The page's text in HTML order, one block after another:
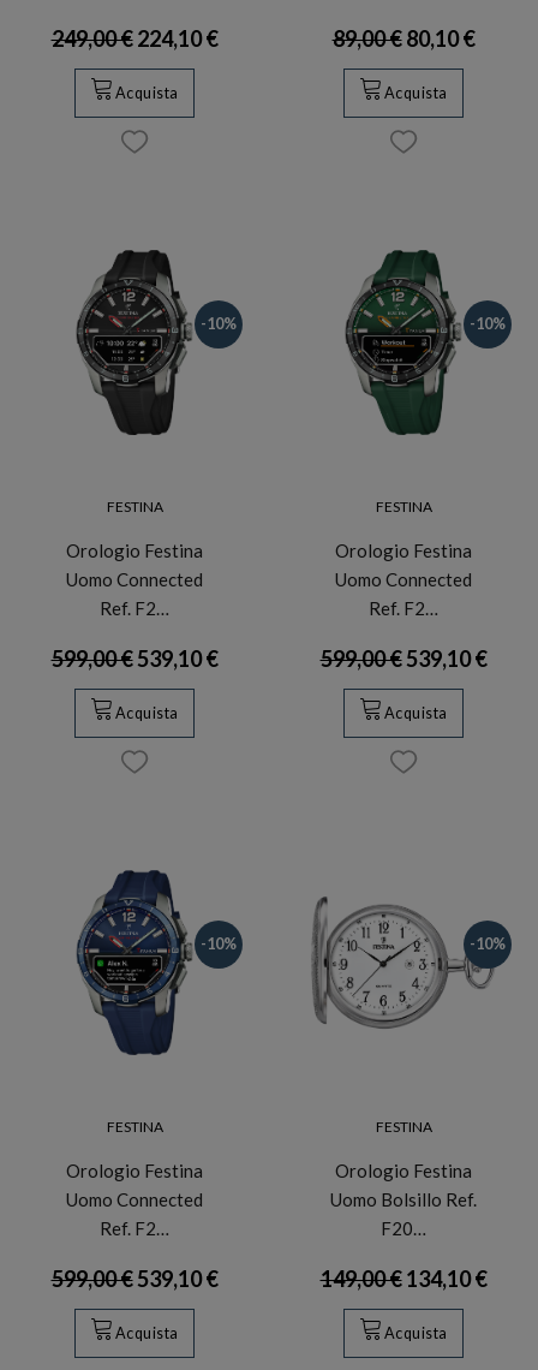
249,00 €224,10 €
Acquista
89,00 €80,10 €
Acquista
-10%
FESTINA
Orologio Festina
Uomo Connected
Ref. F2…
599,00 €539,10 €
Acquista
-10%
FESTINA
Orologio Festina
Uomo Connected
Ref. F2…
599,00 €539,10 €
Acquista
-10%
FESTINA
Orologio Festina
Uomo Connected
Ref. F2…
599,00 €539,10 €
Acquista
-10%
FESTINA
Orologio Festina
Uomo Bolsillo Ref.
F20…
149,00 €134,10 €
Acquista